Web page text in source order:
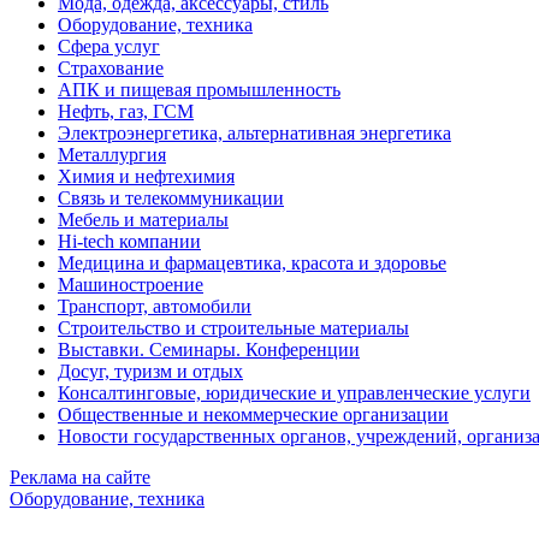
Оборудование, техника
Сфера услуг
Страхование
АПК и пищевая промышленность
Нефть, газ, ГСМ
Электроэнергетика, альтернативная энергетика
Металлургия
Химия и нефтехимия
Связь и телекоммуникации
Мебель и материалы
Hi-tech компании
Медицина и фармацевтика, красота и здоровье
Машиностроение
Транспорт, автомобили
Строительство и строительные материалы
Выставки. Семинары. Конференции
Досуг, туризм и отдых
Консалтинговые, юридические и управленческие услуги
Общественные и некоммерческие организации
Новости государственных органов, учреждений,
Реклама на сайте
Оборудование, техника